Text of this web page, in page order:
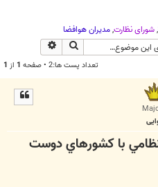
,شوراي نظارت,مديران هوافضا
جستجو
تعداد پست ها:2 • صفحه 1 از 1
با كشورهاي دوست